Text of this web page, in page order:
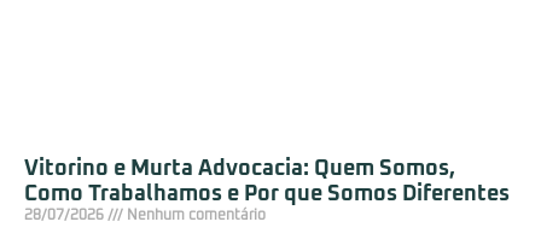
Vitorino e Murta Advocacia: Quem Somos,
Como Trabalhamos e Por que Somos Diferentes
28/07/2026 Nenhum comentário